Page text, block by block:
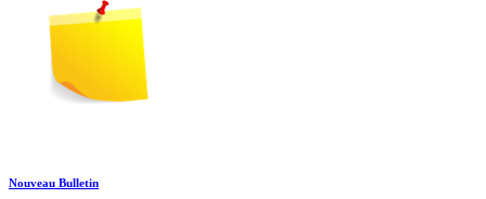
Nouveau Bulletin